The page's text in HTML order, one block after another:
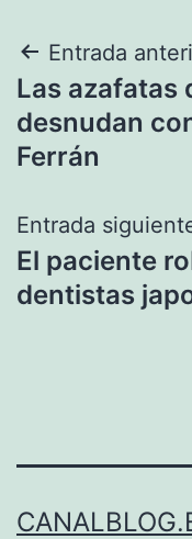
de
entradas
Entrada
Las azafatas
desnudan
Ferrán
Entrada
El paciente
dentistas